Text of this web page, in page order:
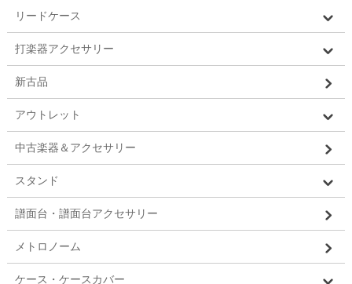
リードケース
打楽器アクセサリー
新古品
アウトレット
中古楽器＆アクセサリー
スタンド
譜面台・譜面台アクセサリー
メトロノーム
ケース・ケースカバー